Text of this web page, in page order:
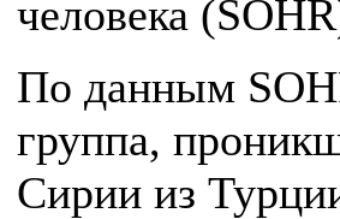
человека
По данным
группа,
Сирии из